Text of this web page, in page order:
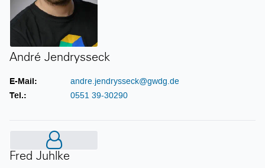
André Jendrysseck
E-Mail:
andre.jendrysseck@gwdg.de
Tel.:
0551 39-30290
Fred Juhlke
Fred Juhlke